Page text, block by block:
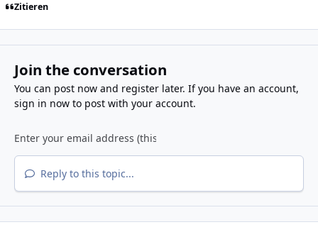
Zitieren
Join the conversation
You can post now and register later. If you have an account,
sign in nowto post with your account.
Reply to this topic...